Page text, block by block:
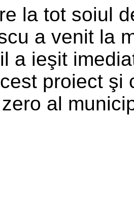
la tot soiul
a venit la
a ieşit
proiect şi
al